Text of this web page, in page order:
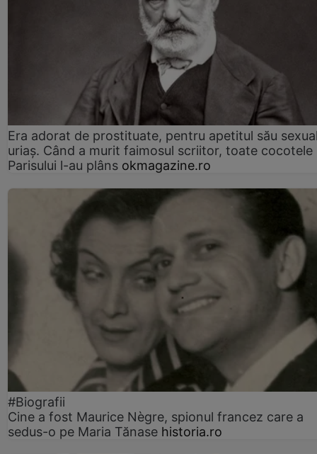
Era adorat de prostituate, pentru apetitul său
uriaș. Când a murit faimosul scriitor, toate cocotele
Parisului l-au plâns okmagazine.ro
#Biografii
Cine a fost Maurice Nègre, spionul francez care a
sedus-o pe Maria Tănase historia.ro